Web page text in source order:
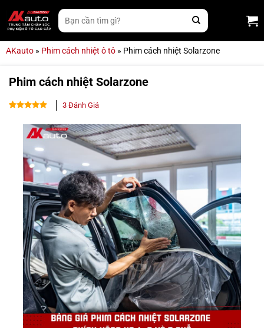
qua
nội
Tìm
kiếm:
AKauto » Phim cách nhiệt ô tô » Phim cách nhiệt Solarzone
Phim cách nhiệt Solarzone
dựa trên
đánh giá
3Đánh Giá